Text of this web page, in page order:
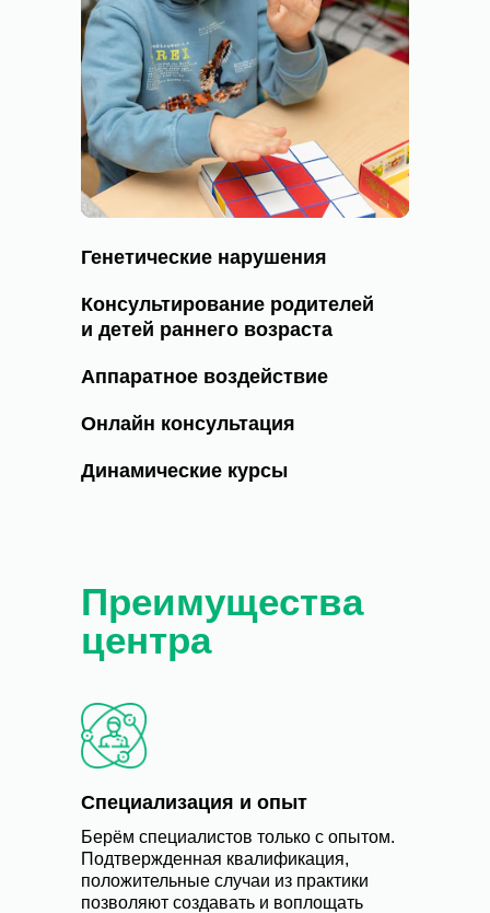
Генетические нарушения
Консультирование родителей
и детей раннего возраста
Аппаратное воздействие
Онлайн консультация
Динамические курсы
Берём специалистов только с опытом.
Подтвержденная квалификация,
положительные случаи из практики
позволяют создавать и воплощать
Специализация и опыт
Преимущества
центра